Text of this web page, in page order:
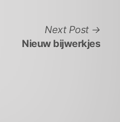
Next Post
Nieuw bijwerkjes